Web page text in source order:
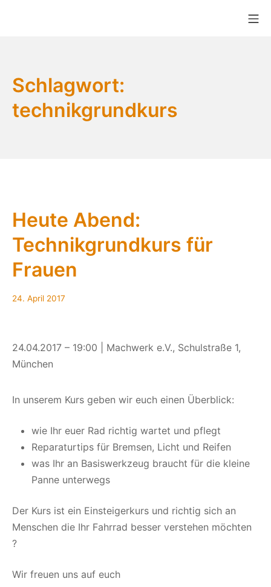
Bikekitchen München e.V.
Schlagwort:
technikgrundkurs
Heute Abend:
Technikgrundkurs für
Frauen
24. April 2017
24.04.2017 – 19:00 | Machwerk e.V., Schulstraße 1,
München
In unserem Kurs geben wir euch einen Überblick:
wie Ihr euer Rad richtig wartet und pflegt
Reparaturtips für Bremsen, Licht und Reifen
was Ihr an Basiswerkzeug braucht für die kleine
Panne unterwegs
Der Kurs ist ein Einsteigerkurs und richtig sich an
Menschen die Ihr Fahrrad besser verstehen möchten
?
Wir freuen uns auf euch